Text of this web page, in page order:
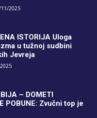
2025
ISTORIJA Uloga
u tužnoj sudbini
Jevreja
– DOMETI
POBUNE: Zvučni top je